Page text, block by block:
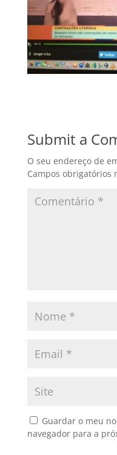
Submit a
O seu endereço de
Campos obrigatórios
Guardar o meu
navegador para a